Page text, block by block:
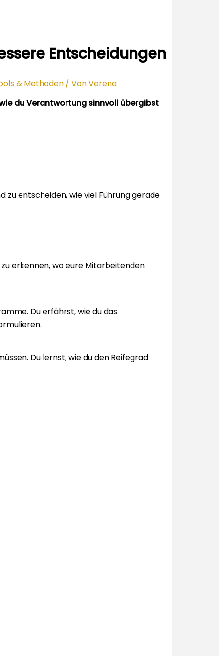
Entscheidungen
& Methoden / VonVerena
du Verantwortung sinnvoll übergibst
zu entscheiden, wie viel Führung gerade
erkennen, wo eure Mitarbeitenden
Du erfährst, wie du das
Du lernst, wie du den Reifegrad